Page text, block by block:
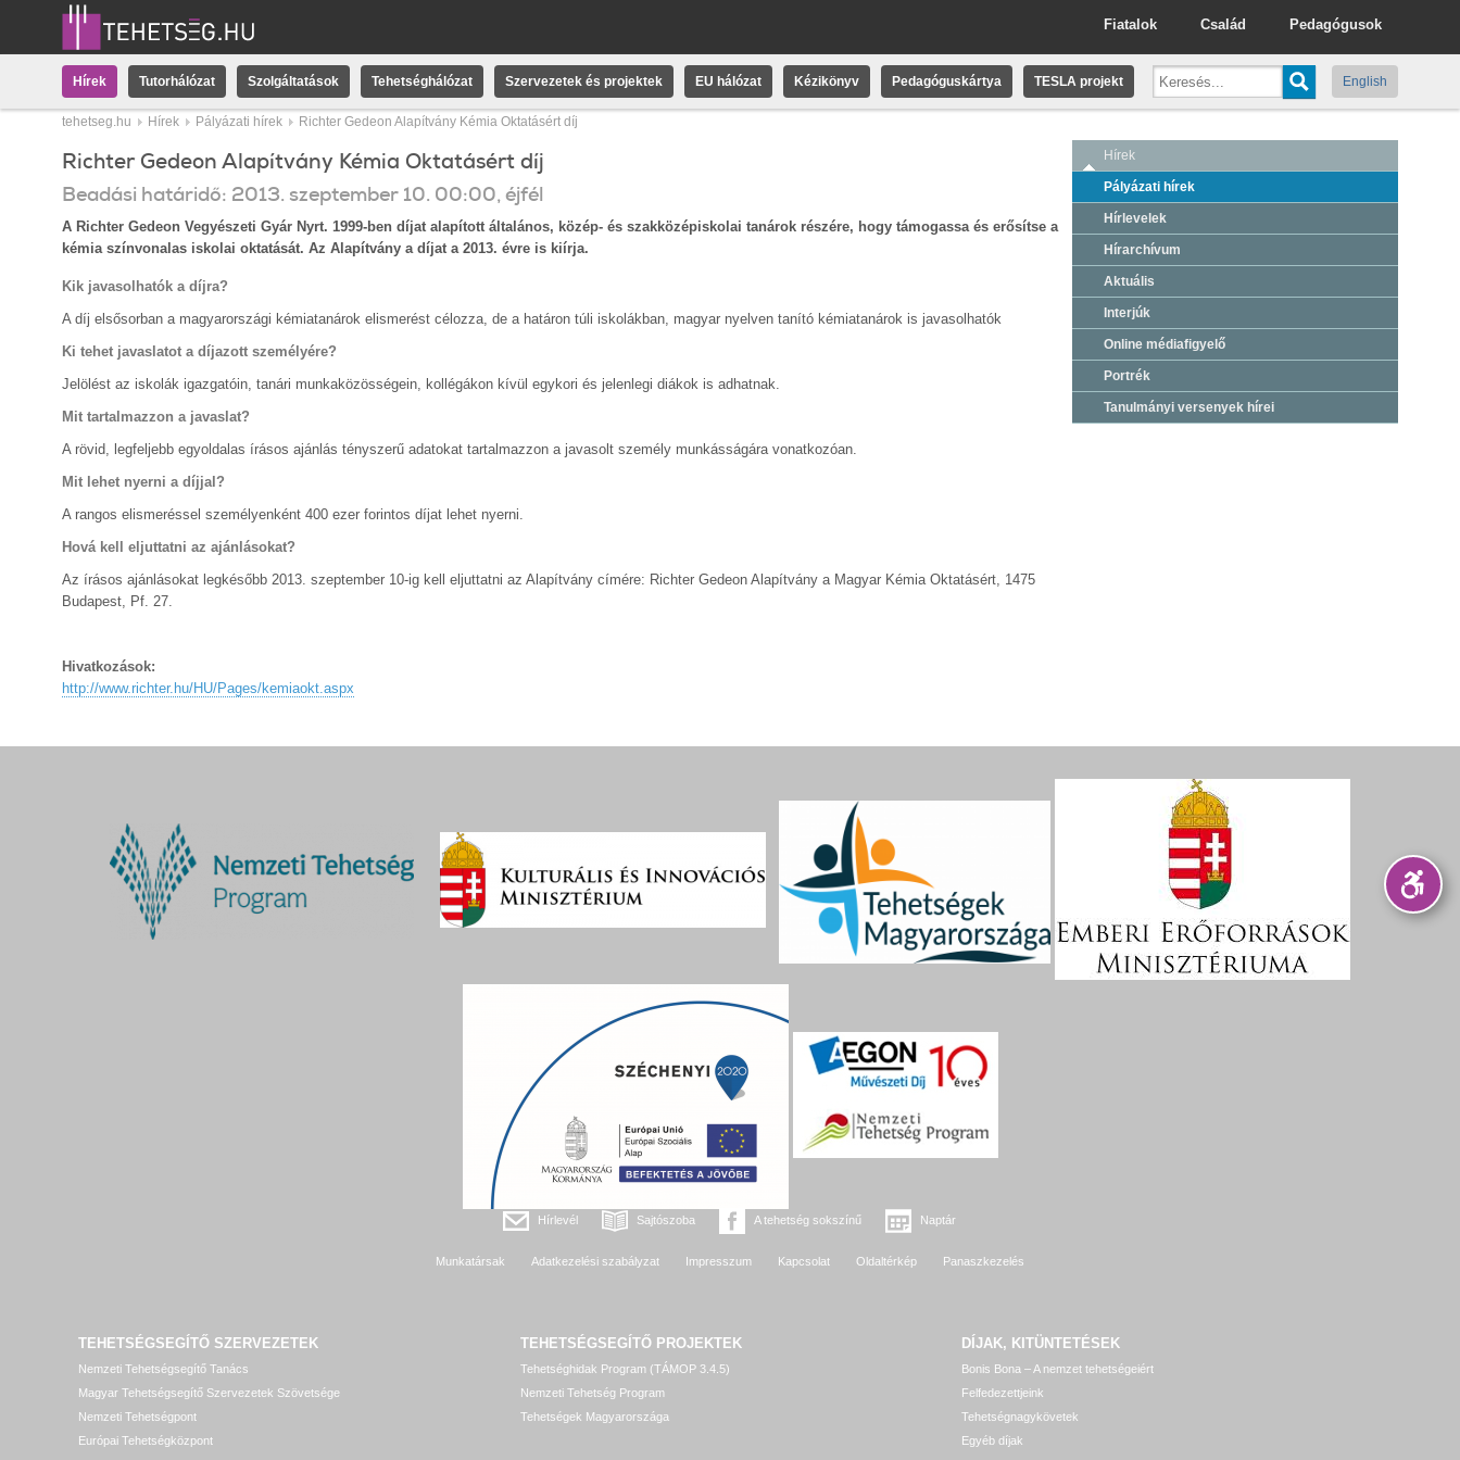
Pedagógusok
Család
Fiatalok
Hírek Tutorhálózat Szolgáltatások Tehetséghálózat Szervezetek és projektek EU hálózat Kézikönyv Pedagóguskártya TESLA projekt English
tehetseg.hu Hírek Pályázati hírek Richter Gedeon Alapítvány Kémia Oktatásért díj
Richter Gedeon Alapítvány Kémia Oktatásért díj
Beadási határidő: 2013. szeptember 10. 00:00, éjfél
A Richter Gedeon Vegyészeti Gyár Nyrt. 1999-ben díjat alapított általános, közép- és szakközépiskolai tanárok részére, hogy támogassa és erősítse a
kémia színvonalas iskolai oktatását. Az Alapítvány a díjat a 2013. évre is kiírja.
Kik javasolhatók a díjra?
A díj elsősorban a magyarországi kémiatanárok elismerést célozza, de a határon túli iskolákban, magyar nyelven tanító kémiatanárok is javasolhatók
Ki tehet javaslatot a díjazott személyére?
Jelölést az iskolák igazgatóin, tanári munkaközösségein, kollégákon kívül egykori és jelenlegi diákok is adhatnak.
Mit tartalmazzon a javaslat?
A rövid, legfeljebb egyoldalas írásos ajánlás tényszerű adatokat tartalmazzon a javasolt személy munkásságára vonatkozóan.
Mit lehet nyerni a díjjal?
A rangos elismeréssel személyenként 400 ezer forintos díjat lehet nyerni.
Hová kell eljuttatni az ajánlásokat?
Az írásos ajánlásokat legkésőbb 2013. szeptember 10-ig kell eljuttatni az Alapítvány címére: Richter Gedeon Alapítvány a Magyar Kémia Oktatásért, 1475
Budapest, Pf. 27.
Hivatkozások:
http://www.richter.hu/HU/Pages/kemiaokt.aspx
Hírek
Pályázati hírek
Hírlevelek
Hírarchívum
Aktuális
Interjúk
Online médiafigyelő
Portrék
Tanulmányi versenyek hírei
Hírlevél Sajtószoba A tehetség sokszínű Naptár
Munkatársak Adatkezelési szabályzat Impresszum Kapcsolat Oldaltérkép Panaszkezelés
TEHETSÉGSEGÍTŐ SZERVEZETEK
Nemzeti Tehetségsegítő Tanács
Magyar Tehetségsegítő Szervezetek Szövetsége
Nemzeti Tehetségpont
Európai Tehetségközpont
TEHETSÉGSEGÍTŐ PROJEKTEK
Tehetséghidak Program (TÁMOP 3.4.5)
Nemzeti Tehetség Program
Tehetségek Magyarországa
DÍJAK, KITÜNTETÉSEK
Bonis Bona – A nemzet tehetségeiért
Felfedezettjeink
Tehetségnagykövetek
Egyéb díjak